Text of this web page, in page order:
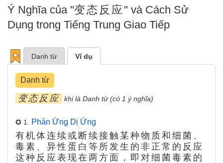
Ý Nghĩa của "变态反应 " và Cách Sử
Dụng trong Tiếng Trung Giao Tiếp
Danh từ Ví dụ
Danh từ
变态反应 khi là Danh từ (có 1 ý nghĩa)
✪ 1. Phản Ứng Dị Ứng
有机体连续或断续接触某种物质和细菌、
毒素、异性蛋白等所发生的非正常的反应
这种反应表现在两方面，即对细菌毒素的